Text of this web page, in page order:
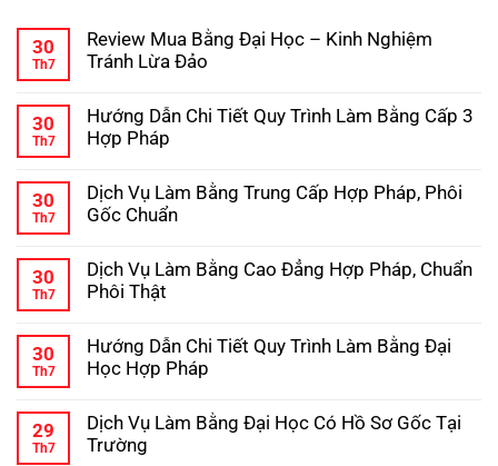
30
Th7
Review Mua Bằng Đại Học – Kinh Nghiệm
Tránh Lừa Đảo
bình
luận
ở
Bằng
Đại
Học
Nghiệm
Tránh
Lừa
30
Th7
Hướng Dẫn Chi Tiết Quy Trình Làm Bằng Cấp 3
Hợp Pháp
bình
luận
ở
Chi
Tiết
Quy
Bằng
Cấp
3
30
Th7
Dịch Vụ Làm Bằng Trung Cấp Hợp Pháp, Phôi
Gốc Chuẩn
bình
luận
ở
Làm
Bằng
Trung
Pháp,
Phôi
Gốc
30
Th7
Dịch Vụ Làm Bằng Cao Đẳng Hợp Pháp, Chuẩn
Phôi Thật
bình
luận
ở
Làm
Bằng
Cao
30
Th7
Hướng Dẫn Chi Tiết Quy Trình Làm Bằng Đại
Học Hợp Pháp
bình
luận
ở
29
Th7
Dịch Vụ Làm Bằng Đại Học Có Hồ Sơ Gốc Tại
Trường